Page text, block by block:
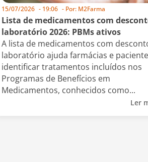
15/07/2026 - 19:06 - Por: M2Farma
Lista de medicamentos com
laboratório 2026: PBMs ativos
A lista de medicamentos com
laboratório ajuda farmácias e
identificar tratamentos incluídos nos
Programas de Benefícios em
Medicamentos, conhecidos como...
Ler